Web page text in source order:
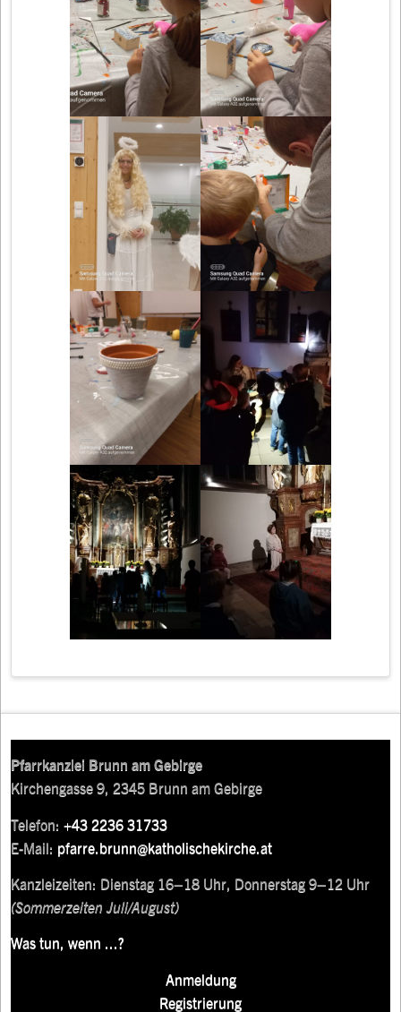
Pfarrkanzlei Brunn am Gebirge
Kirchengasse 9, 2345 Brunn am Gebirge
Telefon:+43 2236 31733
E-Mail: pfarre.brunn@katholischekirche.at
Kanzleizeiten: Dienstag 16–18 Uhr, Donnerstag 9–12 Uhr
(Sommerzeiten Juli/August)
Was tun, wenn ...?
Anmeldung
Registrierung